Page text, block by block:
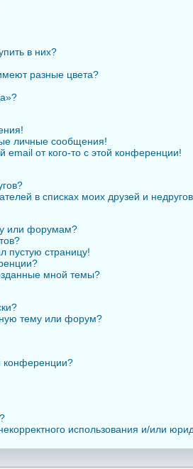
в них?
разные цвета?
личные сообщения!
от кого-то с этой конференции!
в списках моих друзей и
или форумам?
пустую страницу!
мной темы?
тему или форум?
конференции?
использования и/или